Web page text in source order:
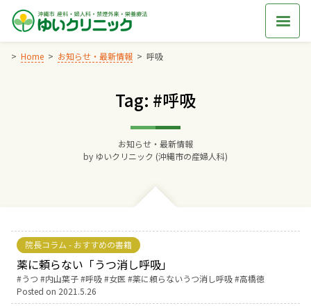
Skip
content
Home お知らせ・最新情報 呼吸
Tag: #呼吸
お知らせ・最新情報
by ゆいクリニック (沖縄市の産婦人科)
院長コラム - おすすめの書籍
薬に頼らない「うつ消し呼吸」
Tags:
うつ 内山葉子 呼吸 女医 薬に頼らないうつ消し呼吸 高橋徳
Posted on 2021.5.26
Home
交通アクセス
診療料金
妊婦健診